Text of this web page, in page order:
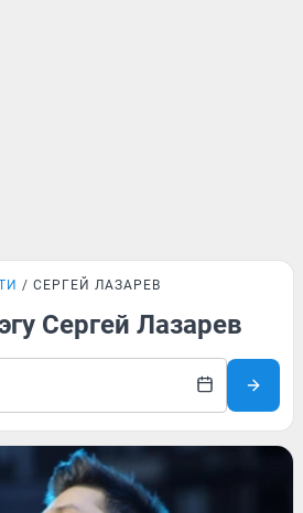
СЕРГЕЙ ЛАЗАРЕВ
Сергей Лазарев